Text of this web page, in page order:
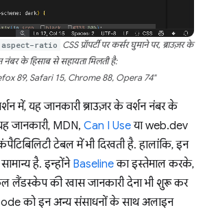
aspect-ratio CSS प्रॉपर्टी पर कर्सर घुमाने पर, ब्राउज़र के
नंबर के हिसाब से सहायता मिलती है:
89, Safari 15, Chrome 88, Opera 74"
में, यह जानकारी ब्राउज़र के वर्शन नंबर के
जानकारी, MDN, Can I Useया web.dev
टेबल में भी दिखती है. हालांकि, इन
है. इन्होंने Baselineका इस्तेमाल करके,
लैंडस्केप की खास जानकारी देना भी शुरू कर
को इन अन्य संसाधनों के साथ अलाइन